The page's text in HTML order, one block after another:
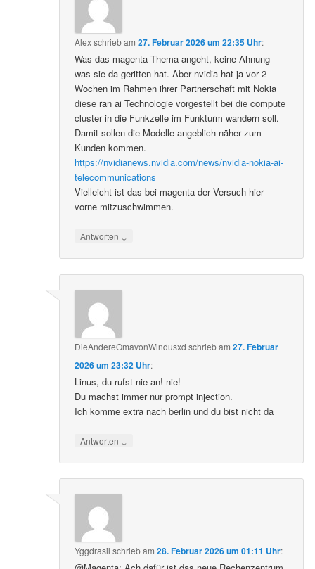
Alexschriebam27. Februar 2026 um 22:35 Uhr:
Was das magenta Thema angeht, keine Ahnung
was sie da geritten hat. Aber nvidia hat ja vor 2
Wochen im Rahmen ihrer Partnerschaft mit Nokia
diese ran ai Technologie vorgestellt bei die compute
cluster in die Funkzelle im Funkturm wandern soll.
Damit sollen die Modelle angeblich näher zum
Kunden kommen.
https://nvidianews.nvidia.com/news/nvidia-nokia-ai-
telecommunications
Vielleicht ist das bei magenta der Versuch hier
vorne mitzuschwimmen.
Antworten ↓
DieAndereOmavonWindusxd schriebam27. Februar
2026 um 23:32 Uhr:
Linus, du rufst nie an! nie!
Du machst immer nur prompt injection.
Ich komme extra nach berlin und du bist nicht da
Antworten ↓
Yggdrasil schriebam28. Februar 2026 um 01:11 Uhr: